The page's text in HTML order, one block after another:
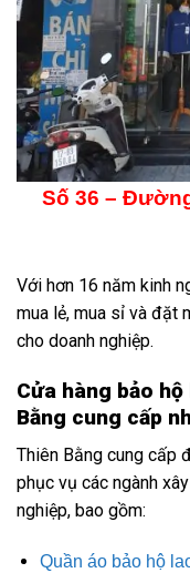
Số 36 –
Với hơn 16 năm kinh
mua lẻ, mua sỉ và đặt
cho doanh nghiệp.
Cửa hàng bảo
Bằng cung cấp
Thiên Bằng cung cấp
phục vụ các ngành
nghiệp, bao gồm:
Quần áo bảo hộ